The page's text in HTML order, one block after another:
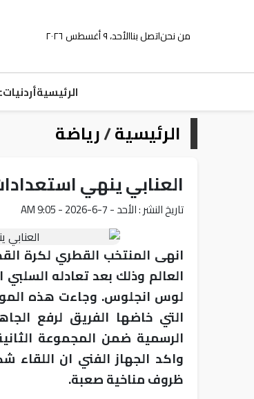
من نحناتصل بناالأحد، ٩ أغسطس ٢٠٢٦
الرئيسيةأردنيات
الرئيسية/رياضة
العنابي ينهي
تاريخ النشر : الأحد - 7-6-2026 - 9:05 AM
انهى المنتخب القطري لكرة
العالم وذلك بعد تعادله
لوس انجلوس. وجاءت هذه
التي خاضها الفريق لرفع
الرسمية ضمن المجموعة
واكد الجهاز الفني ان
ظروف مناخية صعبة.